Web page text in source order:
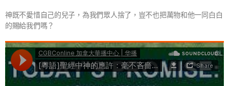
神既不愛惜自己的兒子，為我們眾人捨了，豈不也把萬物和他一同白白
的賜給我們嗎？